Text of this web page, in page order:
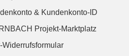
& Kundenkonto-ID
Projekt-Marktplatz
Widerrufsformular